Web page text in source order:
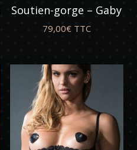
Soutien-gorge – Gaby
79,00€ TTC